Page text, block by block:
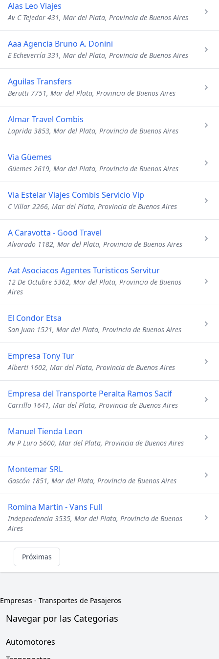
Alas Leo Viajes
Av C Tejedor 431, Mar del Plata, Provincia de Buenos Aires
Aaa Agencia Bruno A. Donini
E Echeverría 331, Mar del Plata, Provincia de Buenos Aires
Aguilas Transfers
Berutti 7751, Mar del Plata, Provincia de Buenos Aires
Almar Travel Combis
Laprida 3853, Mar del Plata, Provincia de Buenos Aires
Via Güemes
Güemes 2619, Mar del Plata, Provincia de Buenos Aires
Via Estelar Viajes Combis Servicio Vip
C Villar 2266, Mar del Plata, Provincia de Buenos Aires
A Caravotta - Good Travel
Alvarado 1182, Mar del Plata, Provincia de Buenos Aires
Aat Asociacos Agentes Turisticos Servitur
12 De Octubre 5362, Mar del Plata, Provincia de Buenos
Aires
El Condor Etsa
San Juan 1521, Mar del Plata, Provincia de Buenos Aires
Empresa Tony Tur
Alberti 1602, Mar del Plata, Provincia de Buenos Aires
Empresa del Transporte Peralta Ramos Sacif
Carrillo 1641, Mar del Plata, Provincia de Buenos Aires
Manuel Tienda Leon
Av P Luro 5600, Mar del Plata, Provincia de Buenos Aires
Montemar SRL
Gascón 1851, Mar del Plata, Provincia de Buenos Aires
Romina Martin - Vans Full
Independencia 3535, Mar del Plata, Provincia de Buenos
Aires
Próximas
Empresas - Transportes de Pasajeros
Navegar por las Categorias
Automotores